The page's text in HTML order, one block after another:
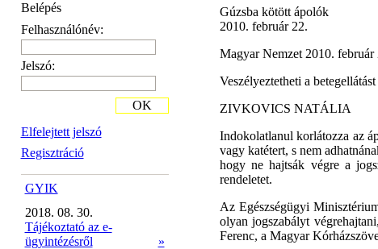
Belépés
Felhasználónév:
Jelszó:
Elfelejtett jelszó
Regisztráció
OK
GYIK
2018. 08. 30.
Tájékoztató az e-
ügyintézésről
»
Gúzsba kötött ápolók
2010. február 22.
Magyar Nemzet 2010. február
Veszélyeztetheti a
ZIVKOVICS NATÁLIA
Indokolatlanul korlátozza az
vagy katétert, s nem
hogy ne hajtsák végre a
rendeletet.
Az Egészségügyi
olyan jogszabályt
Ferenc, a Magyar